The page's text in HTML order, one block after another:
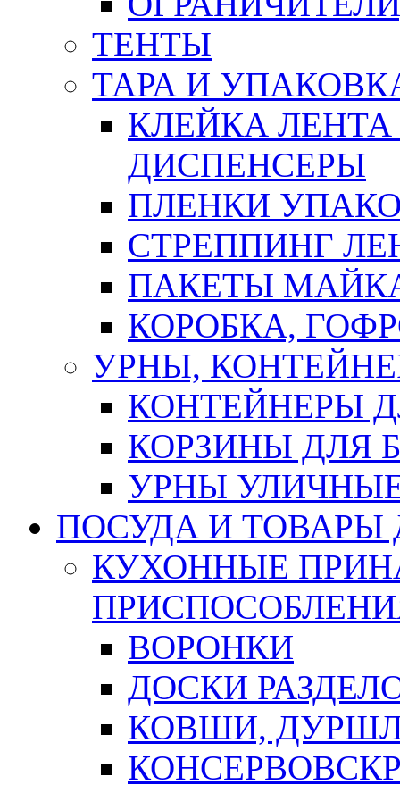
ТЕНТЫ
ТАРА И
КЛЕЙКА
ДИСПЕНСЕРЫ
ПЛЕНКИ
СТРЕППИНГ
ПАКЕТЫ
КОРОБКА,
УРНЫ,
КОНТЕЙНЕРЫ
КОРЗИНЫ ДЛЯ
УРНЫ
ПОСУДА И ТОВАРЫ
КУХОННЫЕ
ВОРОНКИ
ДОСКИ
КОВШИ,